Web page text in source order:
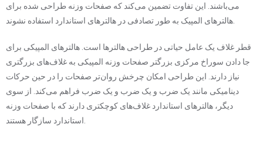
می‌باشند. این تفاوت تضمین می‌کند که صفحات وزنه طراحی شده برای
قطر غلاف یک عامل حیاتی در طراحی هالترها است. هالترهای المپیکی برای
جا دادن سوراخ مرکزی بزرگتر صفحات وزنه المپیکی به غلاف‌های بزرگتری
نیاز دارند. این طراحی امکان چرخش روان‌تر صفحات را در حین حرکات
دینامیکی مانند یک ضرب و یک ضرب و یک ضرب فراهم می‌کند. از سوی
دیگر، هالترهای استاندارد غلاف‌های کوچکتری دارند که با صفحات وزنه